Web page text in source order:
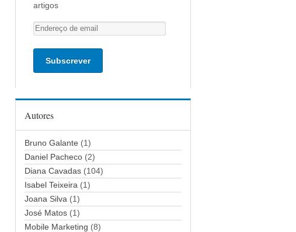
artigos
E
n
d
o
d
e
e
m
a
i
l
Autores
Bruno Galante (1)
Daniel Pacheco (2)
Diana Cavadas (104)
Isabel Teixeira (1)
Joana Silva (1)
José Matos (1)
Mobile Marketing (8)